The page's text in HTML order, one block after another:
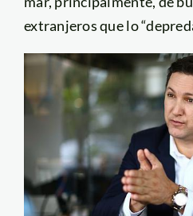
extranjeros que lo